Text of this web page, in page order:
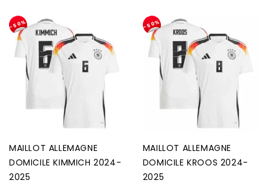
-50%
MAILLOT ALLEMAGNE
DOMICILE KIMMICH 2024-
2025
-50%
MAILLOT ALLEMAGNE
DOMICILE KROOS 2024-
2025